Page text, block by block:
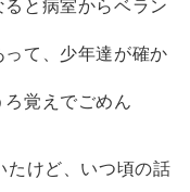
と病室からベラン
て、少年達が確か
覚えでごめん
たけど、いつ頃の話